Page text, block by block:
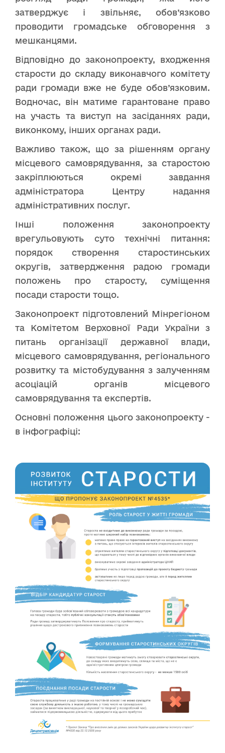
затверджує і звільняє, обов’язково
проводити громадське обговорення з
мешканцями.
Відповідно до законопроекту, входження
старости до складу виконавчого комітету
ради громади вже не буде обов’язковим.
Водночас, він матиме гарантоване право
на участь та виступ на засіданнях ради,
виконкому, інших органах ради.
Важливо також, що за рішенням органу
місцевого самоврядування, за старостою
закріплюються окремі завдання
адміністратора Центру надання
адміністративних послуг.
Інші положення законопроекту
врегульовують суто технічні питання:
порядок створення старостинських
округів, затвердження радою громади
положень про старосту, суміщення
посади старости тощо.
Законопроект підготовлений Мінрегіоном
та Комітетом Верховної Ради України з
питань організації державної влади,
місцевого самоврядування, регіонального
розвитку та містобудування з залученням
асоціацій органів місцевого
самоврядування та експертів.
Основні положення цього законопроекту -
в інфографіці: